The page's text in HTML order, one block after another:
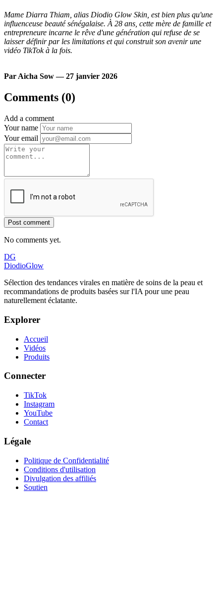
Mame Diarra Thiam, alias Diodio Glow Skin, est bien plus qu'une
influenceuse beauté sénégalaise. À 28 ans, cette mère de famille et
entrepreneure incarne le rêve d'une génération qui refuse de se
laisser définir par les limitations et qui construit son avenir une
vidéo TikTok à la fois.
Par Aicha Sow — 27 janvier 2026
Comments (0)
Add a comment
Your name
Your email
Post comment
No comments yet.
DG
DiodioGlow
Sélection des tendances virales en matière de soins de la peau et
recommandations de produits basées sur l'IA pour une peau
naturellement éclatante.
Explorer
Accueil
Vidéos
Produits
Connecter
TikTok
Instagram
YouTube
Contact
Légale
Politique de Confidentialité
Conditions d'utilisation
Divulgation des affiliés
Soutien